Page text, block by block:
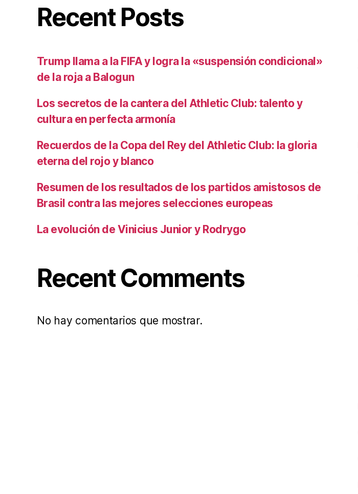
Recent Posts
Trump llama a la FIFA y logra la «suspensión condicional»
de la roja a Balogun
Los secretos de la cantera del Athletic Club: talento y
cultura en perfecta armonía
Recuerdos de la Copa del Rey del Athletic Club: la gloria
eterna del rojo y blanco
Resumen de los resultados de los partidos amistosos de
Brasil contra las mejores selecciones europeas
La evolución de Vinicius Junior y Rodrygo
Recent Comments
No hay comentarios que mostrar.